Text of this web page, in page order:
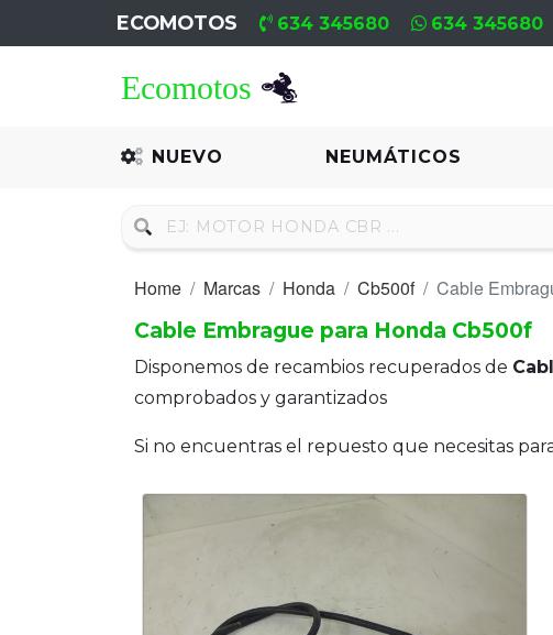
ECOMOTOS 634 345680 634 345680
NUEVO NEUMÁTICOS
Recambio
Neumáticos
Motores
Motores
Tasaciones
Home Marcas Honda Cb500f
Cable
Cable Embrague para Honda Cb500f
Disponemos de recambios recuperados de
comprobados y garantizados
Si no encuentras el repuesto que necesitas